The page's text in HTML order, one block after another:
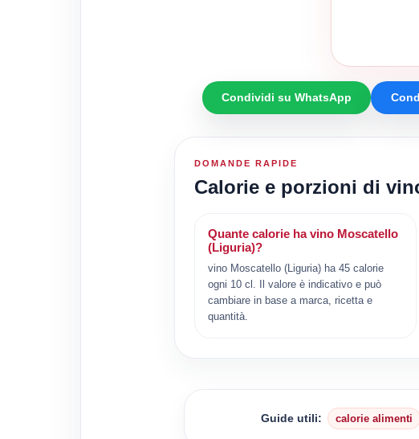
Condividi su WhatsApp
DOMANDE RAPIDE
Calorie e porzioni di
Quante calorie ha vino Moscatello
(Liguria)?
vino Moscatello (Liguria) ha 45 calorie
ogni 10 cl. Il valore è indicativo e può
cambiare in base a marca, ricetta e
quantità.
Guide utili: calorie alimenti